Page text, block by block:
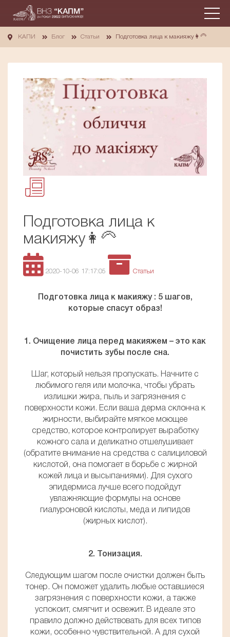
КАПИ Блог Статьи Подготовка лица к макияжу👩‍🦳
Подготовка лица к
макияжу👩‍🦳
2020-10-06 17:17:05 Статьи
Подготовка лица к макияжу : 5 шагов,
которые спасут образ!
1. Очищение лица перед макияжем – это как
почистить зубы после сна.
Шаг, который нельзя пропускать. Начните с
любимого геля или молочка, чтобы убрать
излишки жира, пыль и загрязнения с
поверхности кожи. Если ваша дерма склонна к
жирности, выбирайте мягкое моющее
средство, которое контролирует выработку
кожного сала и деликатно отшелушивает
(обратите внимание на средства с салициловой
кислотой, она помогает в борьбе с жирной
кожей лица и высыпаниями). Для сухого
эпидермиса лучше всего подойдут
увлажняющие формулы на основе
гиалуроновой кислоты, меда и липидов
(жирных кислот).
2. Тонизация.
Следующим шагом после очистки должен быть
тонер. Он поможет удалить любые оставшиеся
загрязнения с поверхности кожи, а также
успокоит, смягчит и освежит. В идеале это
правило должно действовать для всех типов
кожи, особенно чувствительной. А для сухой